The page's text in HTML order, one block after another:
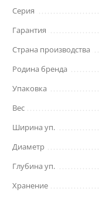
Серия
Гарантия
Страна производства
Родина бренда
Упаковка
Вес
Ширина уп.
Диаметр
Глубина уп.
Хранение